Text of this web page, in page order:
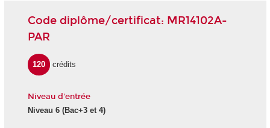
Code diplôme/certificat: MR14102A-
PAR
120 crédits
Niveau d'entrée
Niveau 6(Bac+3 et 4)